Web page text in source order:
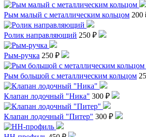
Рым малый с металлическим кольцом 200
Ролик направляющий 250 ₽
Рым-ручка 250 ₽
Рым большой с металлическим кольцом
Клапан лодочный "Ника" 300 ₽
Клапан лодочный "Питер" 300 ₽